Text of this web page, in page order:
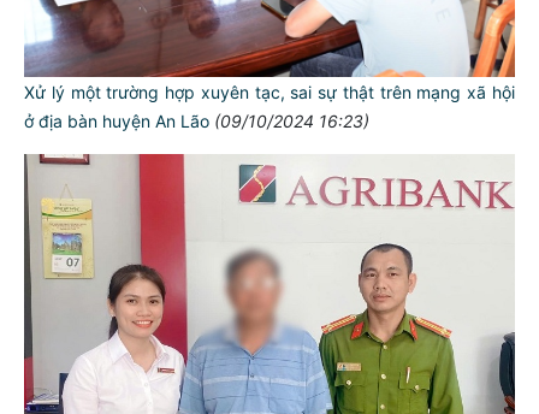
Xử lý một trường hợp xuyên tạc, sai sự thật trên mạng xã hội
ở địa bàn huyện An Lão (09/10/2024 16:23)